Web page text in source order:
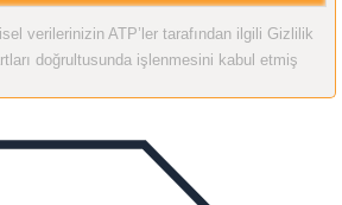
verilerinizin ATP’ler tarafından ilgili Gizlilik
doğrultusunda işlenmesini kabul etmiş